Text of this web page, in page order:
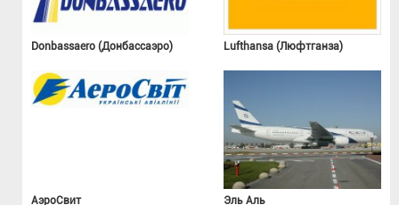
Donbassaero (Донбассаэро) Lufthansa (Люфтганза)
АэроСвит Эль Аль